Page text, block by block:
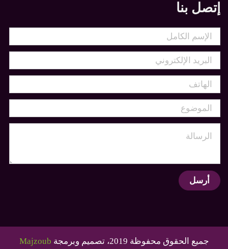
إتصل بنا
أرسل
جميع الحقوق محفوظة 2019، تصميم وبرمجة Majzoub